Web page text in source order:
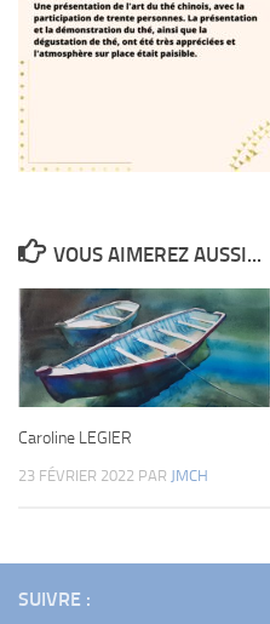
VOUS AIMEREZ AUSSI...
Caroline LEGIER
23 FÉVRIER 2022 PAR JMCH
SUIVRE :